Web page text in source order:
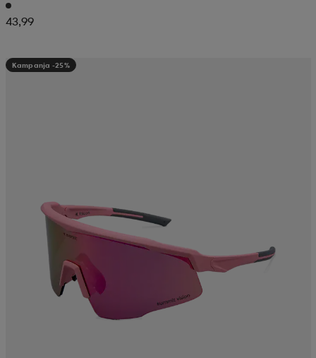
43,99
Kampanja -25%